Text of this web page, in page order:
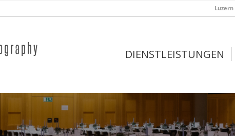
Luzern
DIENSTLEISTUNGEN